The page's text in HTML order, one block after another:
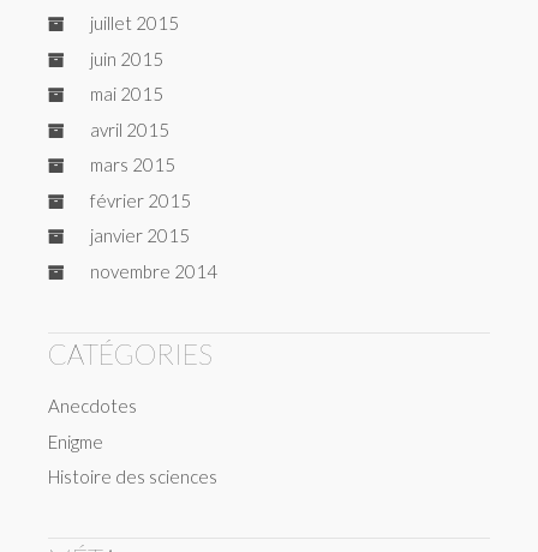
juillet 2015
juin 2015
mai 2015
avril 2015
mars 2015
février 2015
janvier 2015
novembre 2014
CATÉGORIES
Anecdotes
Enigme
Histoire des sciences